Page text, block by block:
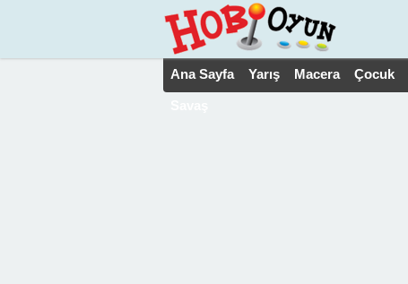
Ana Sayfa Yarış Macera Çocuk